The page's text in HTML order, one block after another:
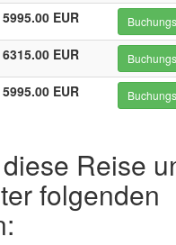
5995.00 EUR
6315.00 EUR
5995.00 EUR
Reise
folgenden